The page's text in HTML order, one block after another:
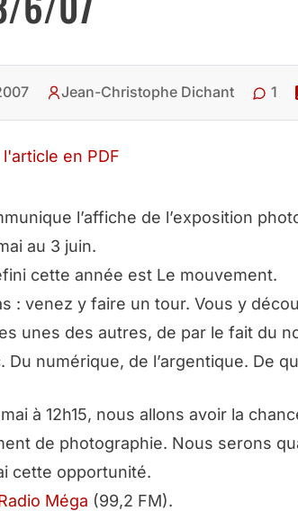
Jean-Christophe Dichant 1
en PDF
l’affiche de l’exposition
au 3 juin.
cette année est Le mouvement.
: venez y faire un tour. Vous y
unes des autres, de par le fait du
Du numérique, de l’argentique. De
à 12h15, nous allons avoir la
de photographie. Nous serons
cette opportunité.
Méga (99,2 FM).